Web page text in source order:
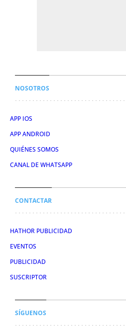
NOSOTROS
APP IOS
APP ANDROID
QUIÉNES SOMOS
CANAL DE WHATSAPP
CONTACTAR
HATHOR PUBLICIDAD
EVENTOS
PUBLICIDAD
SUSCRIPTOR
SÍGUENOS